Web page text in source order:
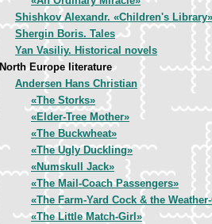
Shishkov Alexandr. «Children's Library»
Shergin Boris. Tales
Yan Vasiliy. Historical novels
North Europe literature
Andersen Hans Christian
«The Storks»
«Elder-Tree Mother»
«The Buckwheat»
«The Ugly Duckling»
«Numskull Jack»
«The Mail-Coach Passengers»
«The Farm-Yard Cock & the
«The Little Match-Girl»